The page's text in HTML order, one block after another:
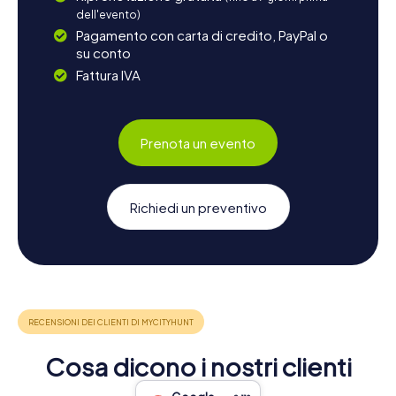
dell'evento)
Pagamento con carta di credito, PayPal o
su conto
Fattura IVA
Prenota un evento
Richiedi un preventivo
Cosa dicono i nostri clienti